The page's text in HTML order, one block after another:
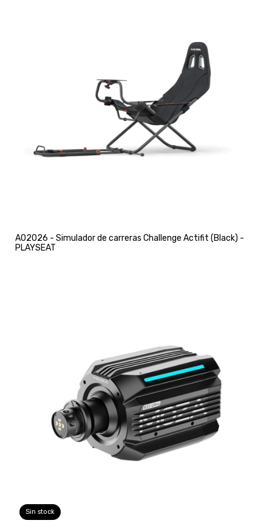
A02026 - Simulador de carreras Challenge Actifit (Black) -
PLAYSEAT
Sin stock